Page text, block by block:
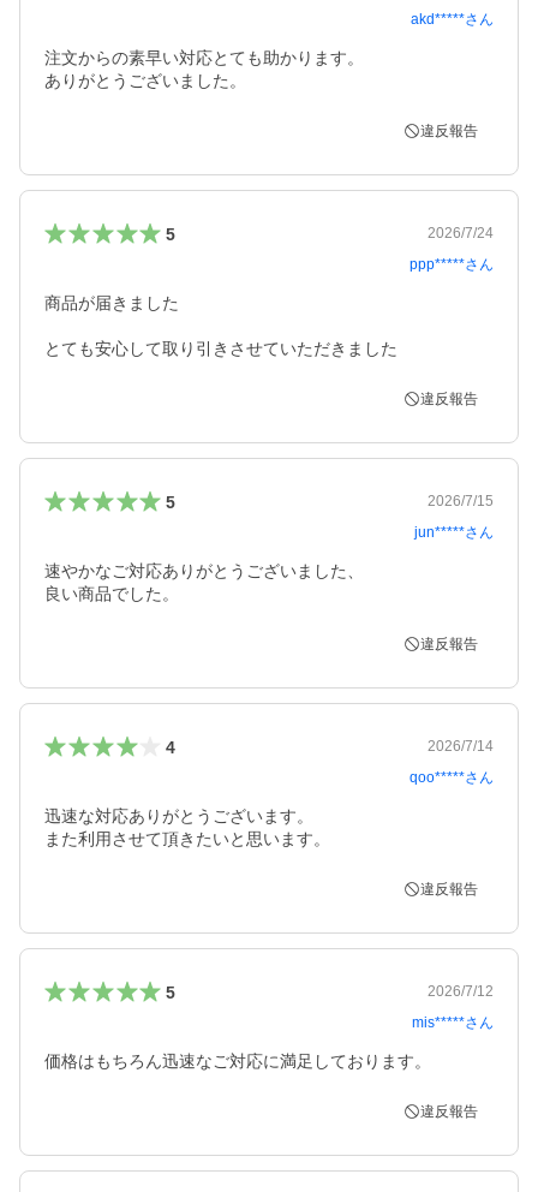
akd*****さん
注文からの素早い対応とても助かります。
ありがとうございました。
違反報告
5
2026/7/24
ppp*****さん
商品が届きました
とても安心して取り引きさせていただきました
違反報告
5
2026/7/15
jun*****さん
速やかなご対応ありがとうございました、
良い商品でした。
違反報告
4
2026/7/14
qoo*****さん
迅速な対応ありがとうございます。
また利用させて頂きたいと思います。
違反報告
5
2026/7/12
mis*****さん
価格はもちろん迅速なご対応に満足しております。
違反報告